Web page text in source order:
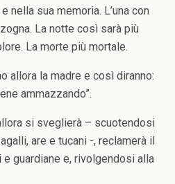
nella sua memoria. L’una con
La notte così sarà più
La morte più mortale.
allora la madre e così diranno:
ammazzando”.
si sveglierà – scuotendosi
are e tucani -, reclamerà il
guardiane e, rivolgendosi alla